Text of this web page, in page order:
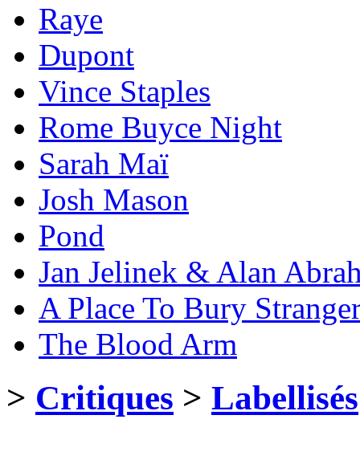
Raye
Dupont
Vince Staples
Rome Buyce Night
Sarah Maï
Josh Mason
Pond
Jan Jelinek & Alan
A Place To Bury
The Blood Arm
> Critiques > Labellisés